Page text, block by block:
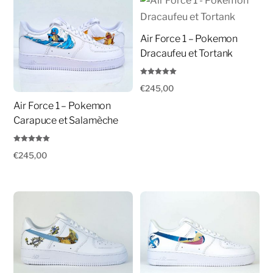
Air Force 1 – Pokemon
Carapuce et Salamèche
5.00
sur 5
€245,00
Air Force 1 – Pokemon
Dracaufeu et Tortank
5.00
sur 5
€245,00